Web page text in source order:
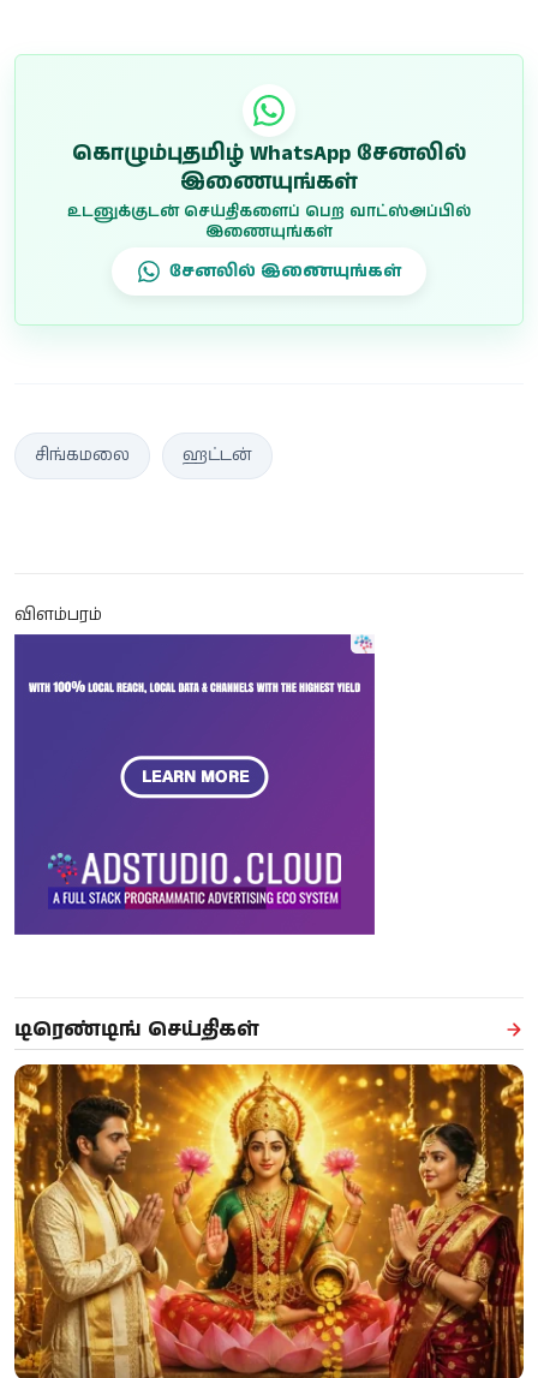
கொழும்புதமிழ் WhatsApp சேனலில்
இணையுங்கள்
உடனுக்குடன் செய்திகளைப் பெற வாட்ஸ்அப்பில்
இணையுங்கள்
சேனலில் இணையுங்கள்
சிங்கமலை ஹட்டன்
விளம்பரம்
டிரெண்டிங் செய்திகள்